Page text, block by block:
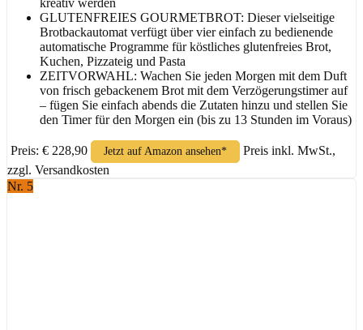
kreativ werden
GLUTENFREIES GOURMETBROT: Dieser vielseitige
Brotbackautomat verfügt über vier einfach zu bedienende
automatische Programme für köstliches glutenfreies Brot,
Kuchen, Pizzateig und Pasta
ZEITVORWAHL: Wachen Sie jeden Morgen mit dem Duft
von frisch gebackenem Brot mit dem Verzögerungstimer auf
– fügen Sie einfach abends die Zutaten hinzu und stellen Sie
den Timer für den Morgen ein (bis zu 13 Stunden im Voraus)
Preis: € 228,90 Jetzt auf Amazon ansehen*
Preis inkl. MwSt.,
zzgl. Versandkosten
Nr. 5